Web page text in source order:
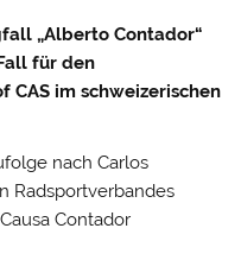
„Alberto Contador“
für den
CAS im schweizerischen
nach Carlos
Radsportverbandes
Contador